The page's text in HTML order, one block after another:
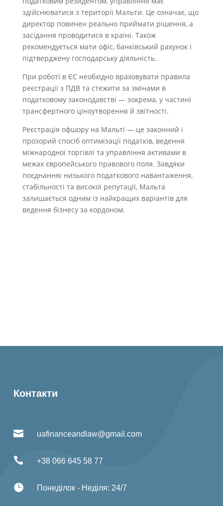
здійснюватися з території Мальти. Це означає, що
директор повинен реально приймати рішення, а
засідання проводитися в країні. Також
рекомендується мати офіс, банківський рахунок і
підтверджену господарську діяльність.
При роботі в ЄС необхідно враховувати правила
реєстрації з ПДВ та стежити за змінами в
податковому законодавстві — зокрема, у частині
трансфертного ціноутворення й звітності.
Реєстрація офшору на Мальті — це законний і
прозорий спосіб оптимізації податків, ведення
міжнародної торгівлі та управління активами в
межах європейського правового поля. Завдяки
поєднанню низького податкового навантаження,
стабільності та високої репутації, Мальта
залишається одним із найкращих варіантів для
ведення бізнесу за кордоном.
Контакти
 uafinanceandlaw@gmail.com
 +38 066 645 58 77
 Понеділок - Неділя: 24/7